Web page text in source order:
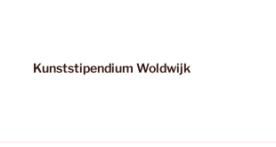
Kunststipendium Woldwijk